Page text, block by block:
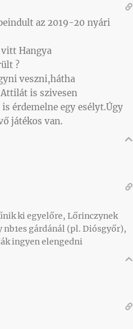
az 2019-20 nyári
Hangya
?
veszni,hátha
is szivesen
érdemelne egy esélyt.Úgy
játékos van.
ki egyelőre, Lőrinczynek
gárdánál (pl. Diósgyőr),
ingyen elengedni